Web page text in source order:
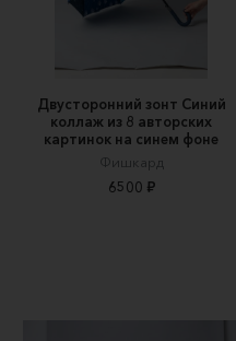
Двусторонний зонт Синий
коллаж из 8 авторских
картинок на синем фоне
Фишкард
6500 ₽